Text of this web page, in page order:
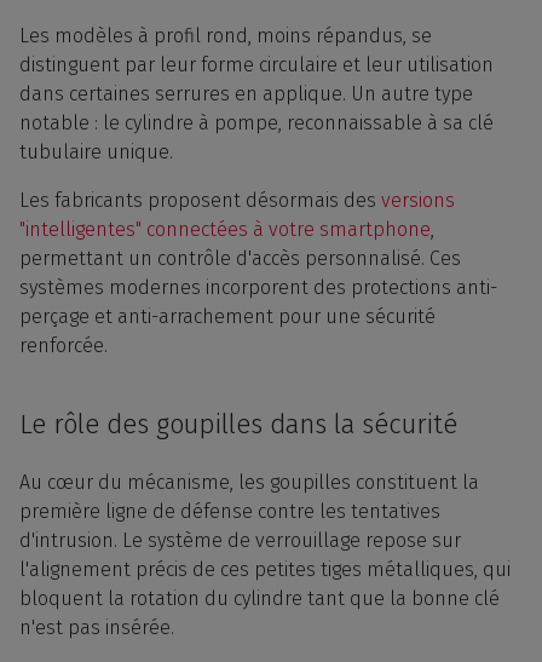
Les modèles à profil rond, moins répandus, se
distinguent par leur forme circulaire et leur utilisation
dans certaines serrures en applique. Un autre type
notable : le cylindre à pompe, reconnaissable à sa clé
tubulaire unique.
Les fabricants proposent désormais des versions
"intelligentes" connectées à votre smartphone,
permettant un contrôle d'accès personnalisé. Ces
systèmes modernes incorporent des protections anti-
perçage et anti-arrachement pour une sécurité
renforcée.
Le rôle des goupilles dans la sécurité
Au cœur du mécanisme, les goupilles constituent la
première ligne de défense contre les tentatives
d'intrusion. Le système de verrouillage repose sur
l'alignement précis de ces petites tiges métalliques, qui
bloquent la rotation du cylindre tant que la bonne clé
n'est pas insérée.